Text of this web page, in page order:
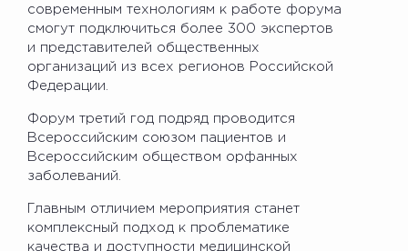
современным технологиям к работе форума
смогут подключиться более 300 экспертов
и представителей общественных
организаций из всех регионов Российской
Федерации.
Форум третий год подряд проводится
Всероссийским союзом пациентов и
Всероссийским обществом орфанных
заболеваний.
Главным отличием мероприятия станет
комплексный подход к проблематике
качества и доступности медицинской